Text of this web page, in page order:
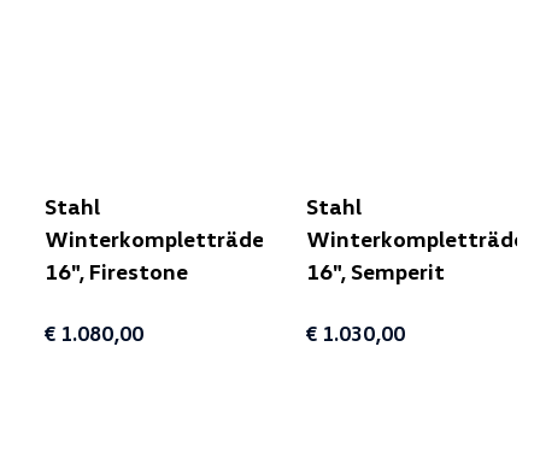
Stahl
Winterkompletträder
16", Firestone
€ 1.080,00
Stahl
Winterkompletträder
16", Semperit
€ 1.030,00